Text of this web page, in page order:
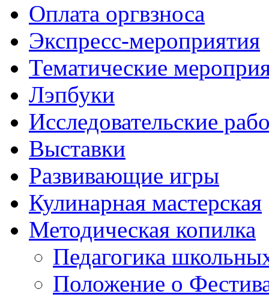
Оплата оргвзноса
Экспресс-мероприятия
Тематические
Лэпбуки
Исследовательские
Выставки
Развивающие игры
Кулинарная мастерская
Методическая копилка
Педагогика
Положение о